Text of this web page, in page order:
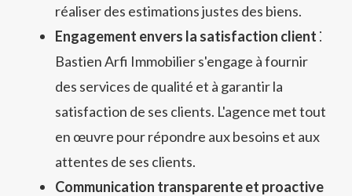
réaliser des estimations justes des biens.
Engagement envers la satisfaction client ⁚
Bastien Arfi Immobilier s'engage à fournir
des services de qualité et à garantir la
satisfaction de ses clients. L'agence met tout
en œuvre pour répondre aux besoins et aux
attentes de ses clients.
Communication transparente et proactive